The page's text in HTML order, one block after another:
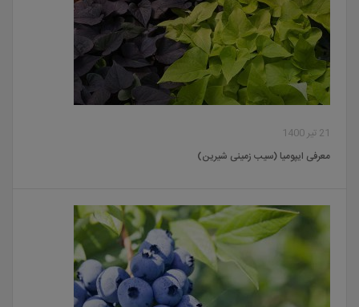
21 تیر 1400
معرفی ایپومیا (سیب زمینی شیرین)